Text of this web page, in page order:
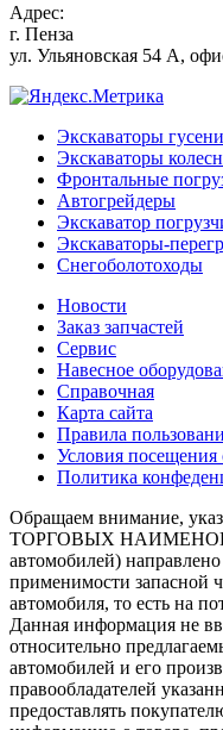
Адрес:
г. Пенза
ул. Ульяновская 54 А,
Экскаваторы
Экскаваторы
Фронтальные
Автогрейдеры
Экскаватор
Экскаваторы-
Снегоболотоходы
Новости
Заказ запчастей
Сервис
Навесное
Справочная
Карта сайта
Правила
Условия посещения
Политика
Обращаем внимание,
ТОРГОВЫХ
автомобилей)
применимости запасной
автомобиля, то есть на
Данная информация не
относительно
автомобилей и его
правообладателей
предоставлять